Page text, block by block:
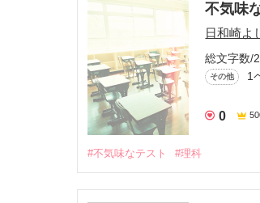
不気味
日和崎よ
総文字数/
その他 1
0
#不気味なテスト #理科